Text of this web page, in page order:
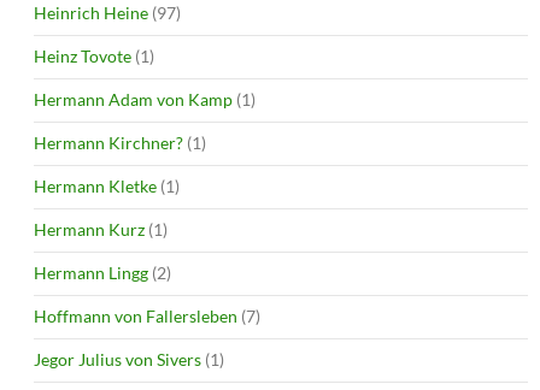
Heinrich Heine (97)
Heinz Tovote (1)
Hermann Adam von Kamp (1)
Hermann Kirchner? (1)
Hermann Kletke (1)
Hermann Kurz (1)
Hermann Lingg (2)
Hoffmann von Fallersleben (7)
Jegor Julius von Sivers (1)